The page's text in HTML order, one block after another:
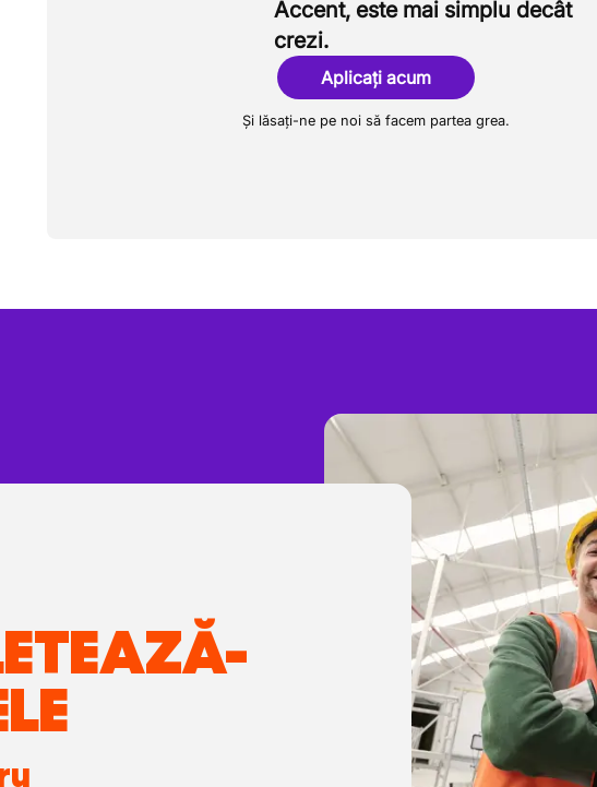
Accent, este mai simplu decât
crezi.
Aplicați acum
Și lăsați-ne pe noi să facem partea grea.